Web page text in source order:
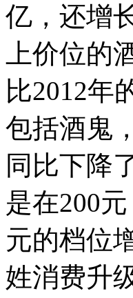
亿，还增
上价位的
比2012年
包括酒鬼
同比下降
是在200
元的档位
姓消费升